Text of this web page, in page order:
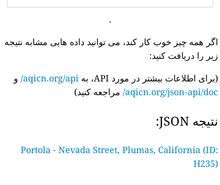
.
اگر همه چیز خوب کار کند، می توانید داده هایی مشابه نتیجه
زیر را دریافت کنید:
(برای اطلاعات بیشتر در مورد API، به
aqicn.org/api/ و
aqicn.org/json-api/doc/ مراجعه کنید)
نتیجه JSON:
Portola - Nevada Street, Plumas, California (ID:
H235)